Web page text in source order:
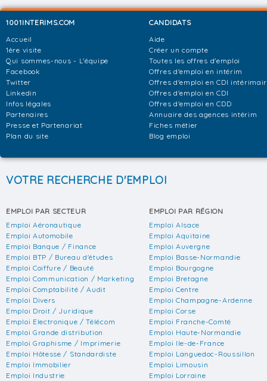
1001INTERIMS.COM
Accueil
1ère visite
Qui sommes-nous - L'équipe
Facebook
Twitter
Linkedin
Infos légales
Partenaires
Presse et Partenariat
Plan du site
CANDIDATS
Aide
Créer un compte
Toutes les offres d'emploi
Offres d'emploi en intérim
Offres d'emploi en CDI
Offres d'emploi en CDI
Offres d'emploi en CDD
Annuaire des agences intérim
Fiches métier
Blog emploi
VOTRE RECHERCHE D'EMPLOI
EMPLOI PAR SECTEUR
Emploi Aéronautique
Emploi Automobile
Emploi Banque / Finance
Emploi BTP / Bureau d'études
Emploi Coiffure / Beauté
Emploi Communication / Marketing
Emploi Comptabilité / Audit
Emploi Divers
Emploi Droit / Juridique
Emploi Electronique / Télécom
Emploi Grande distribution
Emploi Graphisme / Imprimerie
Emploi Hôtesse / Standardiste
Emploi Immobilier
Emploi Industrie
EMPLOI PAR RÉGION
Emploi Alsace
Emploi Aquitaine
Emploi Auvergne
Emploi Basse-Normandie
Emploi Bourgogne
Emploi Bretagne
Emploi Centre
Emploi Champagne-Ardenne
Emploi Corse
Emploi Franche-Comté
Emploi Haute-Normandie
Emploi Ile-de-France
Emploi Languedoc-Roussillon
Emploi Limousin
Emploi Lorraine